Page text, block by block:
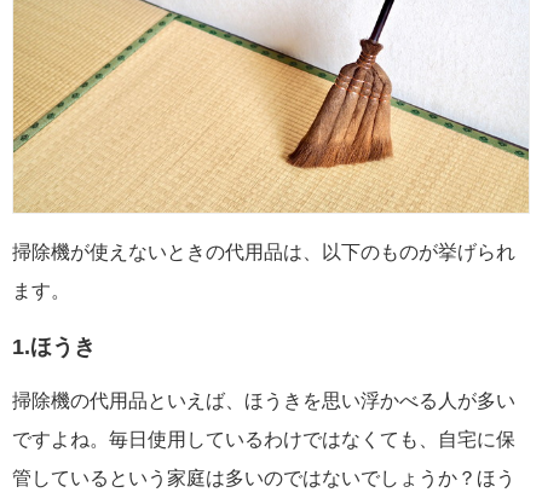
掃除機が使えないときの代用品は、以下のものが挙げられ
ます。
1.ほうき
掃除機の代用品といえば、ほうきを思い浮かべる人が多い
ですよね。毎日使用しているわけではなくても、自宅に保
管しているという家庭は多いのではないでしょうか？ほう